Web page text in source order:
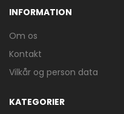
INFORMATION
Om os
Kontakt
Vilkår og person data
KATEGORIER